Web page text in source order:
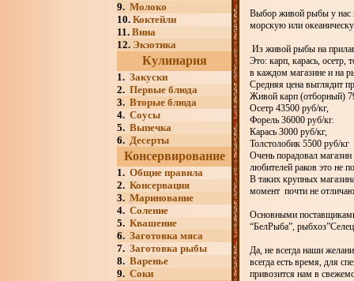
9. Молоко
10. Коктейли
11. Вина
12. Экзотика
Кулинария
1. Закуски
2. Первые блюда
3. Вторые блюда
4. Соусы
5. Выпечка
6. Десерты
Консервирование
1. Общие правила
2. Консервация
3. Маринование
4. Соление
5. Квашение
6. Заготовка мяса
7. Заготовка рыбы
8. Варенье
9. Соки
Выбор живой рыбы у нас
морскую или
Из живой рыбы на
Это: карп, карась,
в каждом магазине и на
Средняя цена выглядит
Живой карп (отборный)
Осетр 43500 руб/кг,
Форель 36000 руб/кг.
Карась 3000 руб/кг,
Толстолобик 5500 руб/кг
Очень порадовал
любителей раков это не
В таких крупных
момент почти не
Основными
“БелРыба”,
Да, не всегда наши
всегда есть время, для
привозится нам в